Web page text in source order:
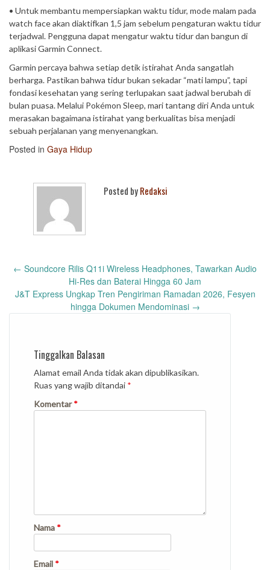
• Untuk membantu mempersiapkan waktu tidur, mode malam pada
watch face akan diaktifkan 1,5 jam sebelum pengaturan waktu tidur
terjadwal. Pengguna dapat mengatur waktu tidur dan bangun di
aplikasi Garmin Connect.
Garmin percaya bahwa setiap detik istirahat Anda sangatlah
berharga. Pastikan bahwa tidur bukan sekadar “mati lampu”, tapi
fondasi kesehatan yang sering terlupakan saat jadwal berubah di
bulan puasa. Melalui Pokémon Sleep, mari tantang diri Anda untuk
merasakan bagaimana istirahat yang berkualitas bisa menjadi
sebuah perjalanan yang menyenangkan.
Posted in Gaya Hidup
Posted byRedaksi
Post
← Soundcore Rilis Q11i Wireless Headphones, Tawarkan Audio
Hi-Res dan Baterai Hingga 60 Jam
J&T Express Ungkap Tren Pengiriman Ramadan 2026, Fesyen
hingga Dokumen Mendominasi →
Tinggalkan Balasan
Alamat email Anda tidak akan dipublikasikan.
Ruas yang wajib ditandai *
Komentar*
Nama *
Email *